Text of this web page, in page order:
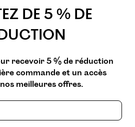
DE 5 % DE
recevoir 5 % de réduction
commande et un accès
meilleures offres.